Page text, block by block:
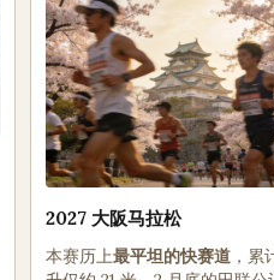
2027 大阪马拉松
本赛历上最平坦的快赛道 ，累